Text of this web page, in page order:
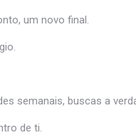
um novo final.
semanais, buscas a
de ti.